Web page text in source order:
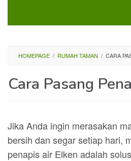
HOMEPAGE / RUMAH TAMAN / CARA
Cara Pasang
Jika Anda ingin merasakan
bersih dan segar setiap hari,
penapis air Elken adalah